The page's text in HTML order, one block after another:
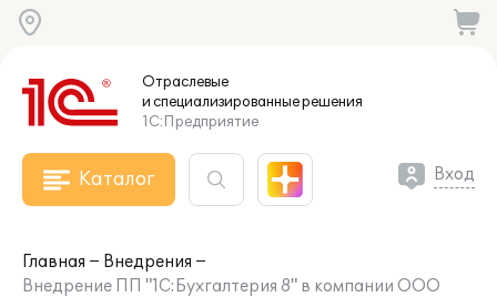
Отраслевые
и специализированныерешения
1С:Предприятие
Каталог Вход
Главная
Внедрения
Внедрение ПП "1С:Бухгалтерия 8" в компании ООО